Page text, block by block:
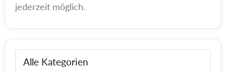
jederzeit möglich.
Alle Kategorien